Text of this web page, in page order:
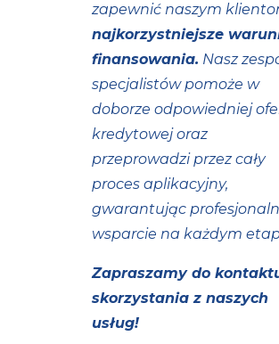
zapewnić naszym
najkorzystniejsze
finansowania. Nasz
specjalistów pomoże w
doborze odpowiedniej
kredytowej oraz
przeprowadzi przez cały
proces aplikacyjny,
gwarantując
wsparcie na każdym
Zapraszamy do
skorzystania z naszych
usług!